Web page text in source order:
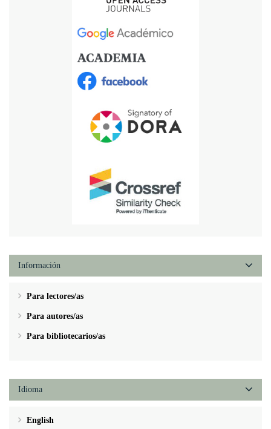
Información
Para lectores/as
Para autores/as
Para bibliotecarios/as
Idioma
English